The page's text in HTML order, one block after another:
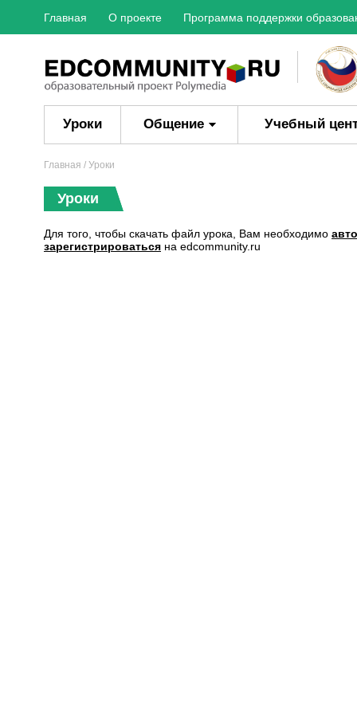
Главная О проекте Программа поддержки
Уроки Общение Учебный
Главная / Уроки
Уроки
Для того, чтобы скачать файл урока, Вам необходимо
зарегистрироваться на edcommunity.ru